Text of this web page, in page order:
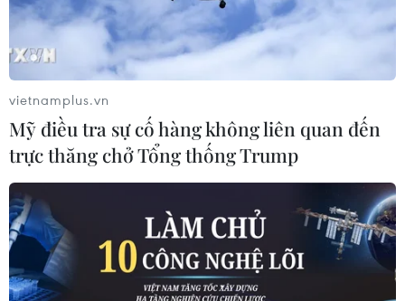
vietnamplus.vn
Mỹ điều tra sự cố hàng không liên quan đến
trực thăng chở Tổng thống Trump